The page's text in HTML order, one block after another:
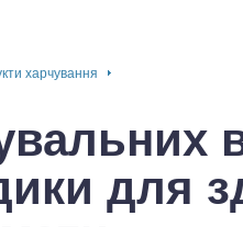
харчування
для